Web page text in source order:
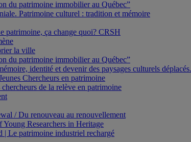
du patrimoine immobilier au Québec”
Patrimoine culturel : tradition et mémoire
patrimoine, ça change quoi? CRSH
la ville
du patrimoine immobilier au Québec”
identité et devenir des paysages culturels
Chercheurs en patrimoine
de la relève en patrimoine
/ Du renouveau au renouvellement
Researchers in Heritage
Le patrimoine industriel rechargé